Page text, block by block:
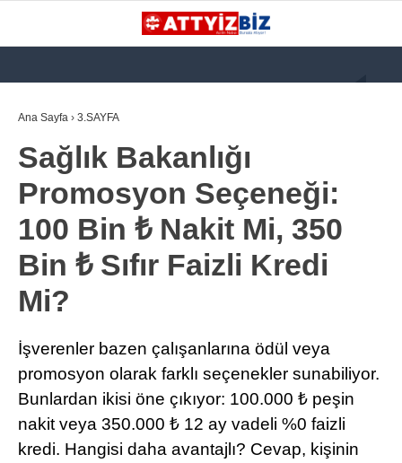
WhatsApp İhbar
KATEGORİLER
GÜNDEM
112 ACİL
KPSS
ATT
İLANLAR
TERCİH ROBOTU
Ana Sayfa › 3.SAYFA
Sağlık Bakanlığı
Promosyon Seçeneği:
100 Bin ₺ Nakit Mi, 350
Bin ₺ Sıfır Faizli Kredi
Mi?
İşverenler bazen çalışanlarına ödül veya
promosyon olarak farklı seçenekler sunabiliyor.
Bunlardan ikisi öne çıkıyor: 100.000 ₺ peşin
nakit veya 350.000 ₺ 12 ay vadeli %0 faizli
kredi. Hangisi daha avantajlı? Cevap, kişinin